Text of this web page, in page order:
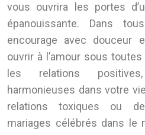
vous ouvrira les portes
épanouissante. Dans
encourage avec douceur
ouvrir à l’amour sous
les relations
harmonieuses dans votre
relations toxiques ou
mariages célébrés dans le